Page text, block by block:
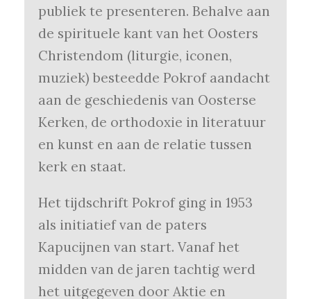
publiek te presenteren. Behalve aan
de spirituele kant van het Oosters
Christendom (liturgie, iconen,
muziek) besteedde Pokrof aandacht
aan de geschiedenis van Oosterse
Kerken, de orthodoxie in literatuur
en kunst en aan de relatie tussen
kerk en staat.
Het tijdschrift Pokrof ging in 1953
als initiatief van de paters
Kapucijnen van start. Vanaf het
midden van de jaren tachtig werd
het uitgegeven door Aktie en